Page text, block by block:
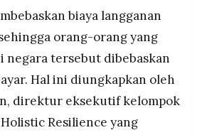
pengguna teknologi
sebagai "musuh Tuhan" yang
biaya langganan
orang-orang yang
negara tersebut dibebaskan
Hal ini diungkapkan oleh
direktur eksekutif kelompok
Resilience yang